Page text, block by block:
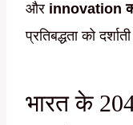
और innovation
प्रतिबद्धता को
भारत के